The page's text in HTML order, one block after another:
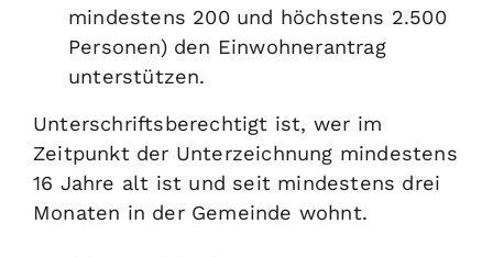
mindestens 200 und höchstens 2.500
Personen) den Einwohnerantrag
unterstützen.
Unterschriftsberechtigt ist, wer im
Zeitpunkt der Unterzeichnung mindestens
16 Jahre alt ist und seit mindestens drei
Monaten in der Gemeinde wohnt.